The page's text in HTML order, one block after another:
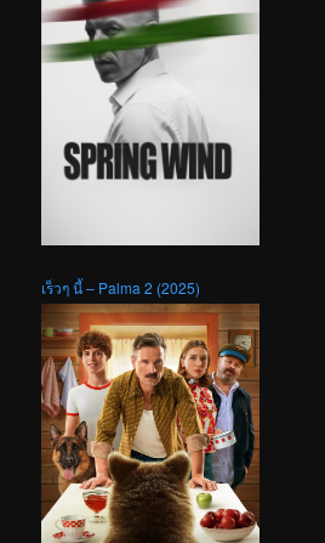
เร็วๆ นี้ – Palma 2 (2025)